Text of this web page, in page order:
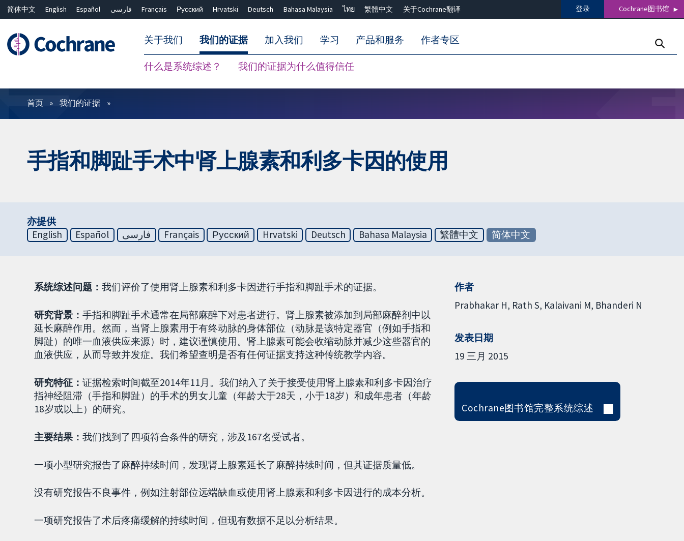
简体中文 English Español فارسی Français Русский Hrvatski Deutsch Bahasa Malaysia ไทย 繁體中文 关于Cochrane翻译 登录 Cochrane图书馆
关于我们 我们的证据
什么是系统综述？ 我们的证据为什么值得信任
加入我们 学习 产品和服务 作者专区
过滤
首页 我们的证据
手指和脚趾手术中肾上腺素和利多卡因的使用
亦提供
English
Español فارسی Français Русский Hrvatski Deutsch Bahasa Malaysia 繁體中文 简体中文
系统综述问题：我们评价了使用肾上腺素和利多卡因进行手指和脚趾手术的证据。
研究背景：手指和脚趾手术通常在局部麻醉下对患者进行。肾上腺素被添加到局部麻醉剂中以
延长麻醉作用。然而，当肾上腺素用于有终动脉的身体部位（动脉是该特定器官（例如手指和
脚趾）的唯一血液供应来源）时，建议谨慎使用。肾上腺素可能会收缩动脉并减少这些器官的
血液供应，从而导致并发症。我们希望查明是否有任何证据支持这种传统教学内容。
研究特征：证据检索时间截至2014年11月。我们纳入了关于接受使用肾上腺素和利多卡因治疗
指神经阻滞（手指和脚趾）的手术的男女儿童（年龄大于28天，小于18岁）和成年患者（年龄
18岁或以上）的研究。
主要结果：我们找到了四项符合条件的研究，涉及167名受试者。
一项小型研究报告了麻醉持续时间，发现肾上腺素延长了麻醉持续时间，但其证据质量低。
没有研究报告不良事件，例如注射部位远端缺血或使用肾上腺素和利多卡因进行的成本分析。
一项研究报告了术后疼痛缓解的持续时间，但现有数据不足以分析结果。
作者
Prabhakar H Rath S Kalaivani M Bhanderi N
发表日期
19 三月 2015
Cochrane图书馆完整系统综述